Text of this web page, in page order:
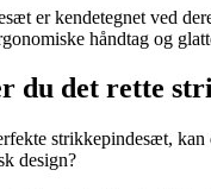
er kendetegnet ved
håndtag og
du det rette
strikkepindesæt,
design?